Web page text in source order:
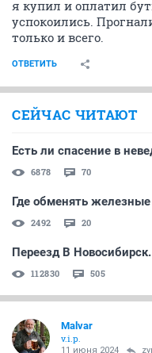
я купил и оплатил
успокоились.
только и всего.
ОТВЕТИТЬ
СЕЙЧАС ЧИТАЮТ
Есть ли спасение в
6878 70
Где обменять
2492 20
Переезд В Новосибирск.
112830 505
Malvar
v.i.p.
11 июня 2024